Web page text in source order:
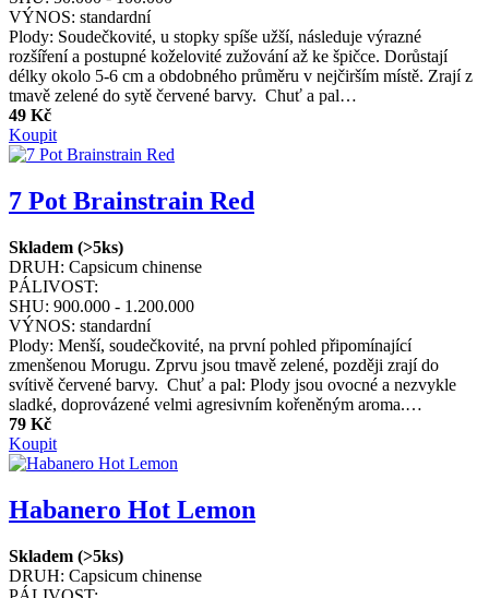
VÝNOS: standardní
Plody: Soudečkovité, u stopky spíše užší, následuje výrazné
rozšíření a postupné koželovité zužování až ke špičce. Dorůstají
délky okolo 5-6 cm a obdobného průměru v nejčirším místě. Zrají z
tmavě zelené do sytě červené barvy. Chuť a pal…
49 Kč
Koupit
7 Pot Brainstrain Red
Skladem (>5ks)
DRUH: Capsicum chinense
PÁLIVOST:
SHU: 900.000 - 1.200.000
VÝNOS: standardní
Plody: Menší, soudečkovité, na první pohled připomínající
zmenšenou Morugu. Zprvu jsou tmavě zelené, později zrají do
svítivě červené barvy. Chuť a pal: Plody jsou ovocné a nezvykle
sladké, doprovázené velmi agresivním kořeněným aroma.…
79 Kč
Koupit
Habanero Hot Lemon
Skladem (>5ks)
DRUH: Capsicum chinense